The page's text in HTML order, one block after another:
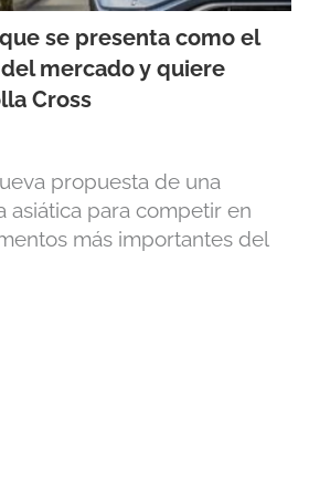
se presenta como el
mercado y quiere
Cross
propuesta de una
asiática para competir en
más importantes del